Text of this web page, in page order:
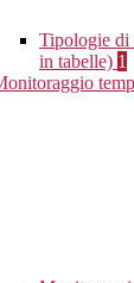
Tipologie di
in tabelle) 1